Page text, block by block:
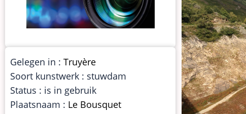
Gelegen in : Truyère
Soort kunstwerk : stuwdam
Status : is in gebruik
Plaatsnaam : Le Bousquet